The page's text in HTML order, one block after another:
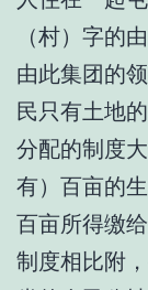
（村）字的
由此集团的
民只有土地
分配的制度
有）百亩的
百亩所得缴
制度相比附